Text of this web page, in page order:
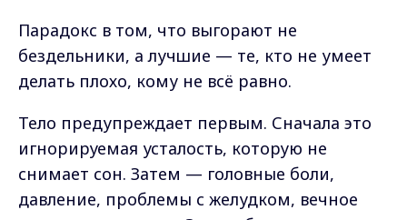
Парадокс в том, что выгорают не
бездельники, а лучшие — те, кто не умеет
делать плохо, кому не всё равно.
Тело предупреждает первым. Сначала это
игнорируемая усталость, которую не
снимает сон. Затем — головные боли,
давление, проблемы с желудком, вечное